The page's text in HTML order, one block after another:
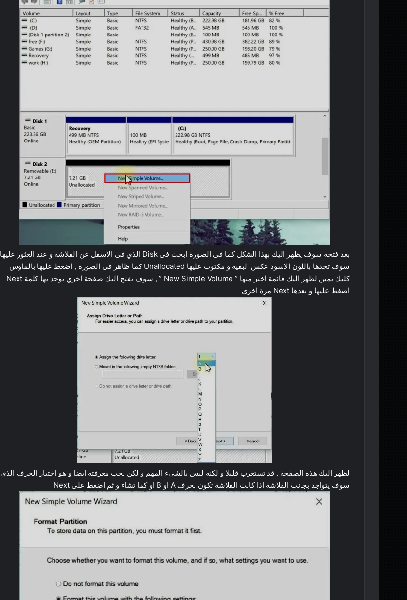
بعد فتحه سوف يظهر اليك بهذا الشكل كما فى الصورة ابحث فى Disk الذي فى الاسفل عن الفلاشة و عند العثور عليها
سوف تجدها باللون الاسود عكس البقية و مكتوب عليها Unallocated كما ظاهر فى الصورة , اضغط عليها بالماوس
كليك يمين لظهر اليك قائمة اختر منها ” New Simple Volume ” , سوف تفتح اليك صفحة اخري يوجد بها كلمة Next
اضغط عليها و بعدها Next مرة اخري
لظهر اليك هذه الصفحة , قد تستغرب قليلا و لكنه ليس بالشيء المهم و لكن يجب معرفته ايضا و هو اختيار الحرف الذي
سوف يتواجد بجانب الفلاشة اذا كانت الفلاشة تكون بحرف A او B او كما تشاء و ثم اضغط على Next